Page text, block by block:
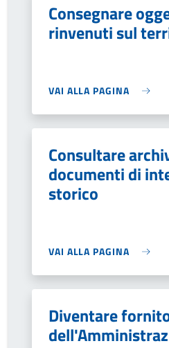
Consegnare
rinvenuti sul
VAI ALLA PAGINA
Consultare
documenti di
storico
VAI ALLA PAGINA
Diventare